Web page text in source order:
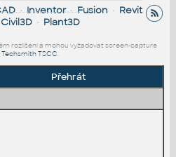
•Inventor•Fusion • Revit
Civil3D• Plant3D
rozlišení a mohou vyžadovat screen-capture
Techsmith TSCC.
Přehrát